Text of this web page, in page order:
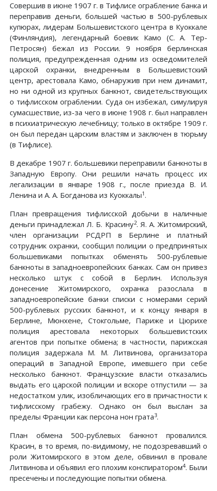
Совершив в июне 1907 г. в Тифлисе ограбление банка и
переправив деньги, большей частью в 500-рублевых
купюрах, лидерам Большевистского центра в Куоккале
(Финляндия), легендарный боевик Камо (С. А. Тер-
Петросян) бежал из России. 9 ноября берлинская
полиция, предупрежденная одним из осведомителей
царской охранки, внедренным в Большевистский
центр, арестовала Камо, обнаружив при нем динамит,
но ни одной из крупных банкнот, свидетельствующих
о тифлисском ограблении. Суда он избежал, симулируя
сумасшествие, из-за чего в июне 1908 г. был направлен
в психиатрическую лечебницу; только в октябре 1909 г.
он был передан царским властям и заключен в тюрьму
(в Тифлисе).
В декабре 1907 г. большевики переправили банкноты в
Западную Европу. Они решили начать процесс их
легализации в январе 1908 г., после приезда В. И.
Ленина и А. А. Богданова из Куоккалы1.
План превращения тифлисской добычи в наличные
деньги принадлежал Л. Б. Красину2. Я. А. Житомирский,
член организации РСДРП в Берлине и платный
сотрудник охранки, сообщил полиции о предпринятых
большевиками попытках обменять 500-рублевые
банкноты в западноевропейских банках. Сам он привез
несколько штук с собой в Берлин. Используя
донесение Житомирского, охранка разослала в
западноевропейские банки списки с номерами серий
500-рублевых русских банкнот, и к концу января в
Берлине, Мюнхене, Стокгольме, Париже и Цюрихе
полиция арестовала некоторых большевистских
агентов при попытке обмена; в частности, парижская
полиция задержала М. М. Литвинова, организатора
операций в Западной Европе, имевшего при себе
несколько банкнот. Французские власти отказались
выдать его царской полиции и вскоре отпустили — за
недостатком улик, изобличающих его в причастности к
тифлисскому грабежу. Однако он был выслан за
пределы Франции как персона нон грата3.
План обмена 500-рублевых банкнот провалился.
Красин, в то время, по-видимому, не подозревавший о
роли Житомирского в этом деле, обвинил в провале
Литвинова и объявил его плохим конспиратором4. Были
пресечены и последующие попытки обмена.